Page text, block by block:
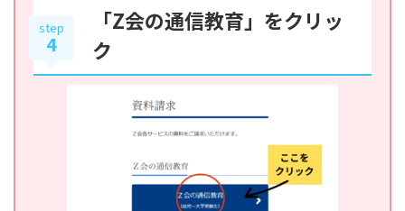
step
4
「Z会の通信教育」をクリッ
ク